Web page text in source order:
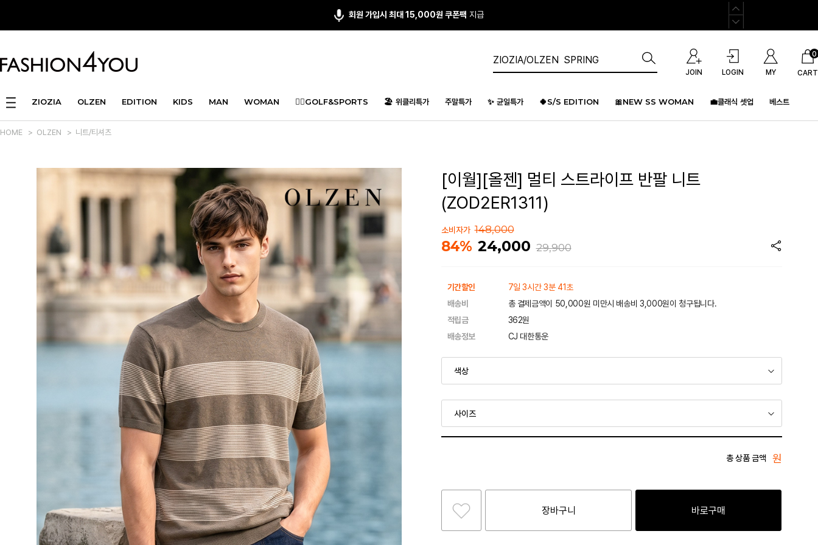
회원 가입시 최대 15,000원 쿠폰팩 지급
JOIN LOGIN MY CART
0
ZIOZIA OLZEN EDITION KIDS MAN WOMAN 🏌️‍♂️GOLF&SPORTS 🏖️ 위클리특가 주말특가 ✨ 균일특가 🍀S/S EDITION 🎀NEW SS WOMAN 💼클래식 셋업 베스트
HOME > OLZEN > 니트/티셔츠
[이월][올젠] 멀티 스트라이프 반팔 니트
(ZOD2ER1311)
소비자가 148,000
84% 24,000 29,900
기간할인
7일 3시간 3분 41초
배송비
총 결제금액이 50,000원 미만시 배송비 3,000원이 청구됩니다.
적립금
362원
배송정보
CJ 대한통운
총 상품 금액 원
장바구니 바로구매